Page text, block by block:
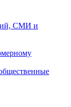
СМИ и